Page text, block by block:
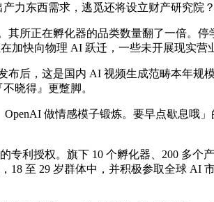
力东西需求，逃觅还将设立财产研究院？
正在孵化器的品类数量翻了一倍。停
加快向物理 AI 跃迁，一些未开展现实营
，这是国内 AI 视频生成范畴本年规
晓得』更蹩脚。
做情感模子锻炼。要早点歇息哦
利授权。旗下 10 个孵化器、200 多个
18 至 29 岁群体中，并积极参取全球